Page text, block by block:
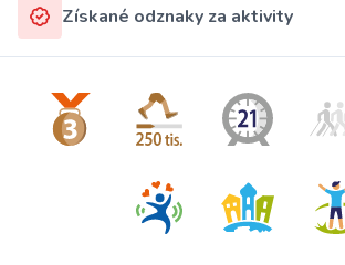
Získané odznaky za aktivity